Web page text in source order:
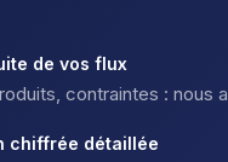
de vos flux
contraintes : nous
chiffrée détaillée